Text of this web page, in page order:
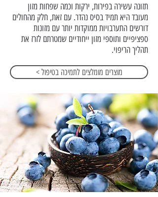
תזונה עשירה בפירות, ירקות וכמה שפחות מזון
מעובד היא תמיד בסיס נהדר. עם זאת, חלק מהחולים
דורשים התערבויות ממוקדות יותר עם מזונות
ספציפיים ותוספי מזון ייחודיים שמטרתם לזרז את
תהליך הריפוי.
< מוצרים מומלצים לתמיכה בטיפול